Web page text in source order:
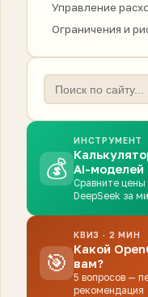
Управление
Ограничения и
💰
ИНСТРУМЕНТ
AI-моделей
Сравните
DeepSeek за
🎯
КВИЗ · 2 МИН
Какой
вам?
5 вопросов —
рекомендация